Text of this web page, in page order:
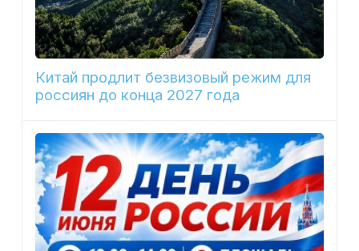
Китай продлит безвизовый режим для
россиян до конца 2027 года